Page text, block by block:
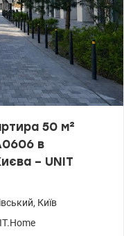
50 м²
в
– UNIT
, Київ